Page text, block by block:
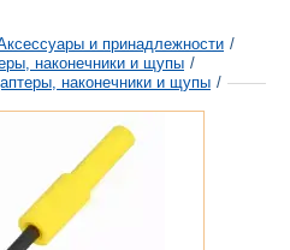
и принадлежности /
наконечники и щупы /
наконечники и щупы /